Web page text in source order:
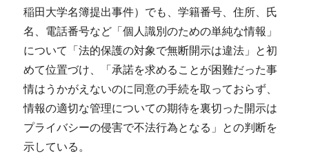
稲田大学名簿提出事件）でも、学籍番号、住所、氏
名、電話番号など「個人識別のための単純な情報」
について「法的保護の対象で無断開示は違法」と初
めて位置づけ、「承諾を求めることが困難だった事
情はうかがえないのに同意の手続を取っておらず、
情報の適切な管理についての期待を裏切った開示は
プライバシーの侵害で不法行為となる」との判断を
示している。